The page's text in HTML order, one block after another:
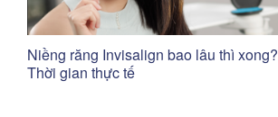
Niềng răng Invisalign bao lâu thì xong?
Thời gian thực tế